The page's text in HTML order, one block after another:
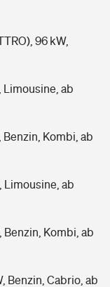
96 kW,
Limousine, ab
Benzin, Kombi, ab
Limousine, ab
Benzin, Kombi, ab
Benzin, Cabrio, ab